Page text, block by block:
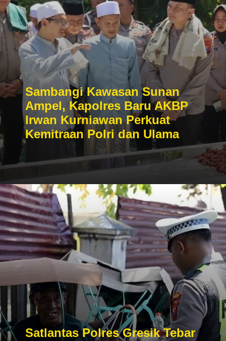
Sambangi Kawasan Sunan
Ampel, Kapolres Baru AKBP
Irwan Kurniawan Perkuat
Kemitraan Polri dan Ulama
Satlantas Polres Gresik Tebar